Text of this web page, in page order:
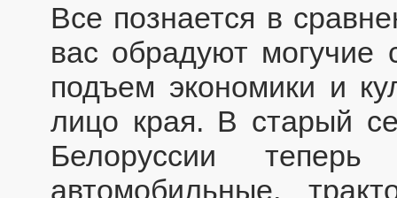
Все познается в
вас обрадуют
подъем экономики и
лицо края. В старый
Белоруссии теперь
автомобильные,